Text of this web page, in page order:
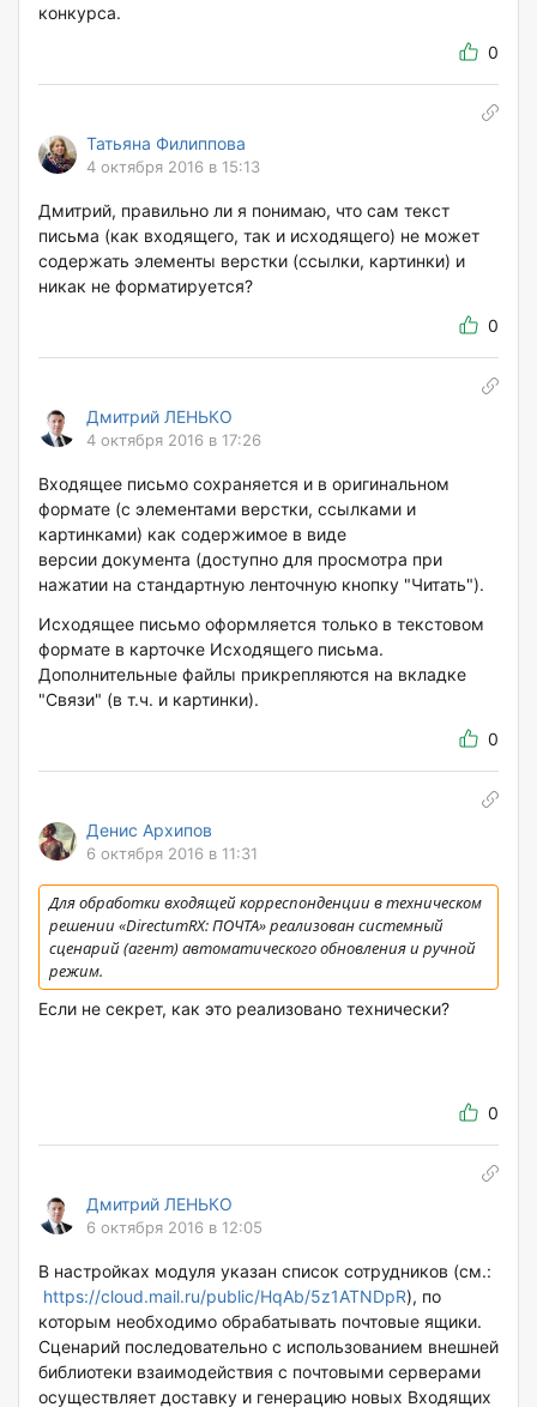
конкурса.
0
Татьяна Филиппова
4 октября 2016 в 15:13
Дмитрий, правильно ли я понимаю, что сам текст
письма (как входящего, так и исходящего) не может
содержать элементы верстки (ссылки, картинки) и
никак не форматируется?
0
Дмитрий ЛЕНЬКО
4 октября 2016 в 17:26
Входящее письмо сохраняется и в оригинальном
формате (с элементами верстки, ссылками и
картинками) как содержимое в виде
версии документа (доступно для просмотра при
нажатии на стандартную ленточную кнопку "Читать").
Исходящее письмо оформляется только в текстовом
формате в карточке Исходящего письма.
Дополнительные файлы прикрепляются на вкладке
"Связи" (в т.ч. и картинки).
0
Денис Архипов
6 октября 2016 в 11:31
Для обработки входящей корреспонденции в техническом
решении «DirectumRX: ПОЧТА» реализован системный
сценарий (агент) автоматического обновления и ручной
режим.
Если не секрет, как это реализовано технически?
0
Дмитрий ЛЕНЬКО
6 октября 2016 в 12:05
В настройках модуля указан список сотрудников (см.:
https://cloud.mail.ru/public/HqAb/5z1ATNDpR), по
которым необходимо обрабатывать почтовые ящики.
Сценарий последовательно с использованием внешней
библиотеки взаимодействия с почтовыми серверами
осуществляет доставку и генерацию новых Входящих